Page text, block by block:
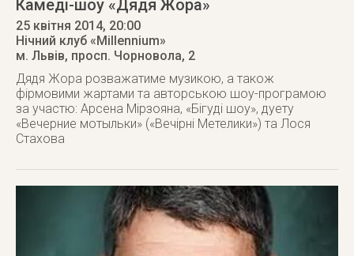
Камеді-шоу «Дядя Жора»
25 квітня 2014, 20:00
Нічний клуб «Millennium»
м. Львів, просп. Чорновола, 2
Дядя Жора розважатиме музикою, а також
фірмовими жартами та авторською шоу-програмою
за участю: Арсена Мірзояна, «Бігуді шоу», дуету
«Вечерние мотыльки» («Вечірні Метелики») та Лося
Стахова